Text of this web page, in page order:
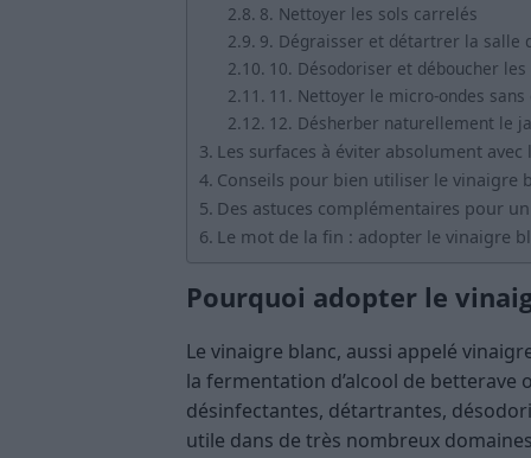
8. Nettoyer les sols carrelés
9. Dégraisser et détartrer la salle
10. Désodoriser et déboucher
11. Nettoyer le micro-ondes
12. Désherber naturellement le
Les surfaces à éviter absolument
Conseils pour bien utiliser le vinaigre
Des astuces complémentaires pour
Le mot de la fin : adopter le vinaigre
Pourquoi adopter le
Le vinaigre blanc, aussi appelé
la fermentation d’alcool de betterave
désinfectantes, détartrantes,
utile dans de très nombreux